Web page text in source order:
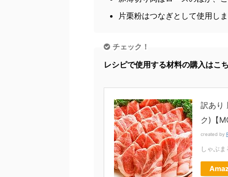
片栗粉はつなぎとして使用しま
チェック！
レシピで使用する材料の購入はこ
訳あり
ク)【
created by
しゃぶま